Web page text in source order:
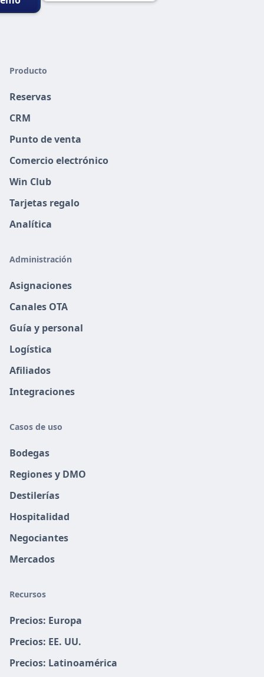
Producto
Reservas
CRM
Punto de venta
Comercio electrónico
Win Club
Tarjetas regalo
Analítica
Administración
Asignaciones
Canales OTA
Guía y personal
Logística
Afiliados
Integraciones
Casos de uso
Bodegas
Regiones y DMO
Destilerías
Hospitalidad
Negociantes
Mercados
Recursos
Precios: Europa
Precios: EE. UU.
Precios: Latinoamérica